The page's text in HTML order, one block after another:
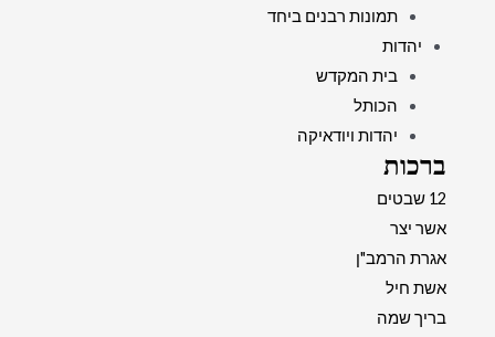
תמונות רבנים ביחד
יהדות
בית המקדש
הכותל
יהדות ויודאיקה
ברכות
12 שבטים
אשר יצר
אגרת הרמב"ן
אשת חיל
בריך שמה